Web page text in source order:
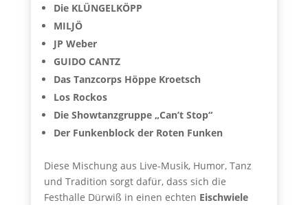
Die KLÜNGELKÖPP
MILJÖ
JP Weber
GUIDO CANTZ
Das Tanzcorps Höppe Kroetsch
Los Rockos
Die Showtanzgruppe „Can’t Stop“
Der Funkenblock der Roten Funken
Diese Mischung aus Live-Musik, Humor, Tanz
und Tradition sorgt dafür, dass sich die
Festhalle Dürwiß in einen echten Eischwiele